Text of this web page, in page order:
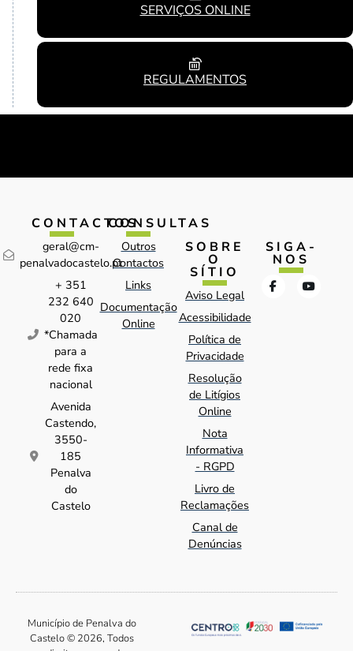
SERVIÇOS ONLINE
REGULAMENTOS
CONTACTOS
geral@cm-
penalvadocastelo.pt
+ 351
232 640
020
*Chamada
para a
rede fixa
nacional
Avenida
Castendo,
3550-
185
Penalva
do
Castelo
CONSULTAS
Outros
Contactos
Links
Documentação
Online
SOBRE
O
SÍTIO
Aviso Legal
Acessibilidade
Política de
Privacidade
Resolução
de Litígios
Online
Nota
Informativa
- RGPD
Livro de
Reclamações
Canal de
Denúncias
SIGA-
NOS
Município de Penalva do
Castelo © 2026, Todos